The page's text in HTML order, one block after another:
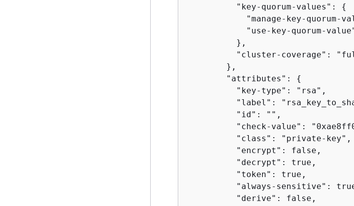
          "key-quorum-values":
{
"manage-key-quorum-
"use-key-quorum-
          },
"cluster-coverage":
        },
        "attributes":
{
          "key-type": "rsa",
"label":
          "id": "",
"check-value":
          "class": "private-key",
          "encrypt": false,
          "decrypt": true,
          "token": true,
"always-sensitive":
          "derive": false,